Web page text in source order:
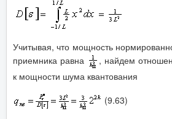
Учитывая, что мощность
приемника равна
, найдем
к мощности шума квантования
(9.63)